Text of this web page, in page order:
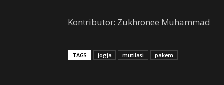
Kontributor: Zukhronee Muhammad
TAGS jogja mutilasi pakem